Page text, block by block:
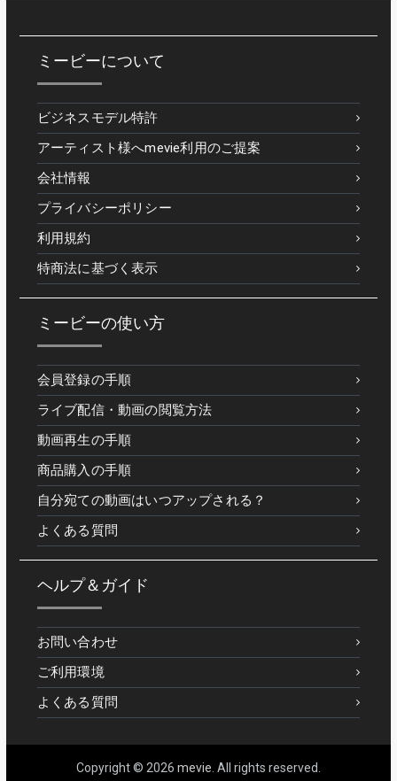
ミービーについて
ビジネスモデル特許
アーティスト様へmevie利用のご提案
会社情報
プライバシーポリシー
利用規約
特商法に基づく表示
ミービーの使い方
会員登録の手順
ライブ配信・動画の閲覧方法
動画再生の手順
商品購入の手順
自分宛ての動画はいつアップされる？
よくある質問
ヘルプ＆ガイド
お問い合わせ
ご利用環境
よくある質問
Copyright © 2026 mevie . All rights reserved.